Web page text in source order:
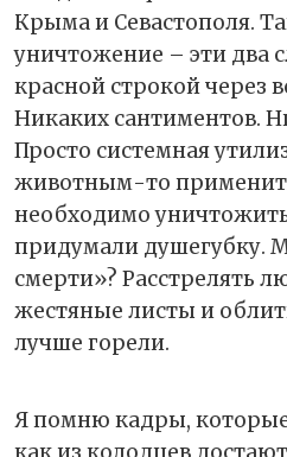
Крыма и Севастополя.
уничтожение – эти два
красной строкой через
Никаких сантиментов.
Просто системная
животным-то
необходимо
придумали душегубку.
смерти»? Расстрелять
жестяные листы и
лучше горели.
Я помню кадры,